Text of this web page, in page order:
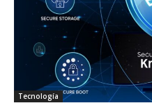
Tecnología